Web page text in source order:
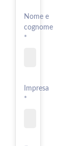
Nome e
cognome
*
Impresa
*